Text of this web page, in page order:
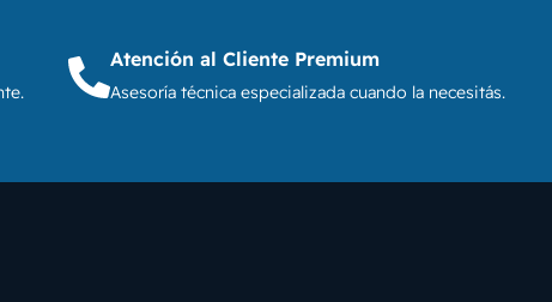
Atención al Cliente Premium
Asesoría técnica especializada cuando la necesitás.